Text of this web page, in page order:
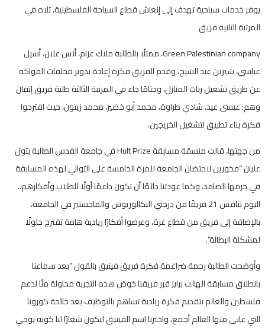
يوفر خدمات سياحية تهدف إلى إنعاش قطاع السياحة الفلسطينية، تلاه في
المرتبة الثانية فريق
Green Palestinian company، ممثلًا بالطالبة ملاك عزام، أنس علان، أسيل
عباسي، شيرين عبد الشيخ، وقدم الفريق فكرة إعادة تدوير مخلفات الفواكه
عن طريق تشغيل ربات المنازل، وختامًا جاء في المرتبة الثالثة طلبة فريق إتقان
وهم: عيسى عيد، شادي طراوة، محمد أبو خضير، محمد زيتون، حيث اقترحوا
فكرة بناء تطبيق لتشغيل الخريجين.
من جهتها، قالت منسقة مسابقة Hult Prize في جامعة القدس الطالبة بتول
عليان “فخورين لاحتضان الجامعة للمرة الخامسة على التوالي لهذه المسابقة
في حرمها الصامد، وكما عودتنا دائمًا أن تكون داعمًا أولًا للطلاب وأفكارهم..
اليوم تنافس 21 فريقًا من درجتي البكالوريوس والماجستير في الجامعة،
بالإضافة إلى فريق من قطاع غزة، وعرضوا أفكارًا ريادية هامة تقترح حلولًا
لمشكلة البطالة”.
وأوضحت الطالبة رحمة ضراغمة فكرة فريق فينيق بالقول “بعد سماعنا
بانطلاق مسابقة الهالت برايز قرر فريقنا خوض هذه التجربة محاولة منّا لدعم
فلسطين والعالم بتقديم فكرة ريادية تساهم بالتوظيف بعد جائحة كورونا
التي عانى منها العالم أجمع، واخترنا اسم الفينيق ليكون شعارًا لنا كونه يوحي